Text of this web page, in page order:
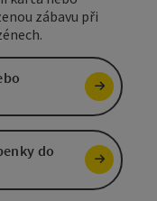
zábavu při
do